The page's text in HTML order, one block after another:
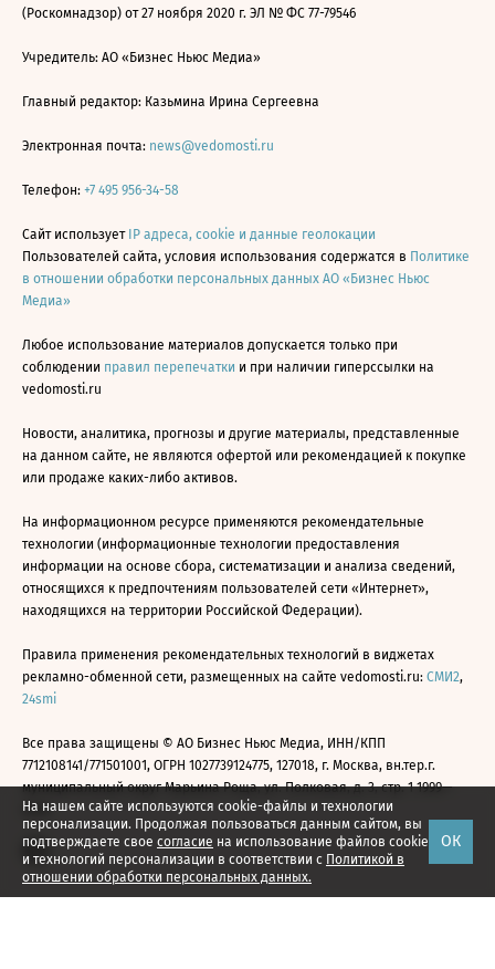
На нашем сайте используются cookie-файлы и технологии
персонализации. Продолжая пользоваться данным сайтом, вы
подтверждаете свое согласие на использование файлов cookie
и технологий персонализации в соответствии с Политикой в
отношении обработки персональных данных.
ОК
(Роскомнадзор) от 27 ноября 2020 г. ЭЛ № ФС 77-79546
Учредитель: АО «Бизнес Ньюс Медиа»
Главный редактор: Казьмина Ирина Сергеевна
Электронная почта: news@vedomosti.ru
Телефон: +7 495 956-34-58
Сайт использует IP адреса, cookie и данные геолокации
Пользователей сайта, условия использования содержатся в Политике
в отношении обработки персональных данных АО «Бизнес Ньюс
Медиа»
Любое использование материалов допускается только при
соблюдении правил перепечатки и при наличии гиперссылки на
vedomosti.ru
Новости, аналитика, прогнозы и другие материалы, представленные
на данном сайте, не являются офертой или рекомендацией к покупке
или продаже каких-либо активов.
На информационном ресурсе применяются рекомендательные
технологии (информационные технологии предоставления
информации на основе сбора, систематизации и анализа сведений,
относящихся к предпочтениям пользователей сети «Интернет»,
находящихся на территории Российской Федерации).
Правила применения рекомендательных технологий в виджетах
рекламно-обменной сети, размещенных на сайте vedomosti.ru: СМИ2,
24smi
Все права защищены © АО Бизнес Ньюс Медиа, ИНН/КПП
7712108141/771501001, ОГРН 1027739124775, 127018, г. Москва, вн.тер.г.
муниципальный округ Марьина Роща, ул. Полковая, д. 3, стр. 1 1999—
2026